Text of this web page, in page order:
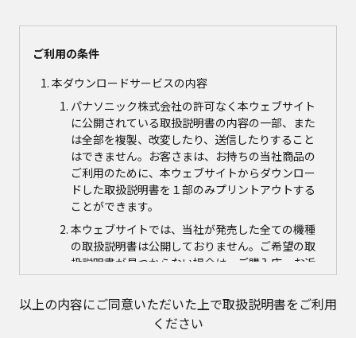
ご利用の条件
本ダウンロードサービスの内容
パナソニック株式会社の許可なく本ウェブサイト
に公開されている取扱説明書の内容の一部、また
は全部を複製、改変したり、送信したりすること
はできません。お客さまは、お持ちの当社商品の
ご利用のために、本ウェブサイトからダウンロー
ドした取扱説明書を１部のみプリントアウトする
ことができます。
本ウェブサイトでは、当社が発売した全ての機種
の取扱説明書は公開しておりません。ご希望の取
扱説明書が見つからない場合は、ご購入店、お近
くの当社商品の取扱店、または当社サービス会社
に直接お問い合わせの上、ご購入いただきますよ
うお願いいたします。ただし、商品自体の生産中
止などの理由により、当該商品につき取扱説明書
以上の内容にご同意いただいた上で取扱説明書をご利用
ください